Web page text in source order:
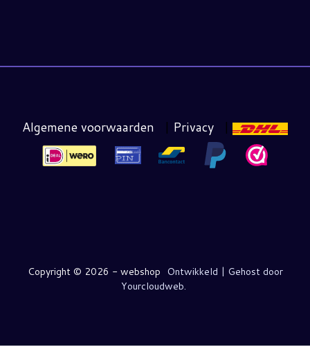
Algemene voorwaarden | Privacy |
Copyright © 2026 - webshop Ontwikkeld | Gehost door
Yourcloudweb.